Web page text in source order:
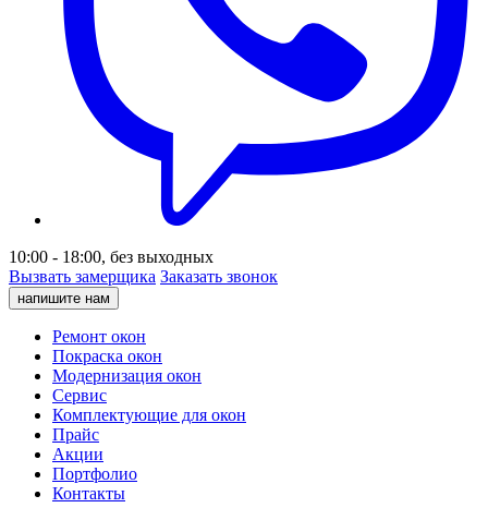
10:00 - 18:00, без выходных
Вызвать замерщика Заказать звонок
напишите нам
Ремонт окон
Покраска окон
Модернизация окон
Сервис
Комплектующие для окон
Прайс
Акции
Портфолио
Контакты